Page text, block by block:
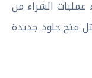
عمليات الشراء من
فتح جلود جديدة